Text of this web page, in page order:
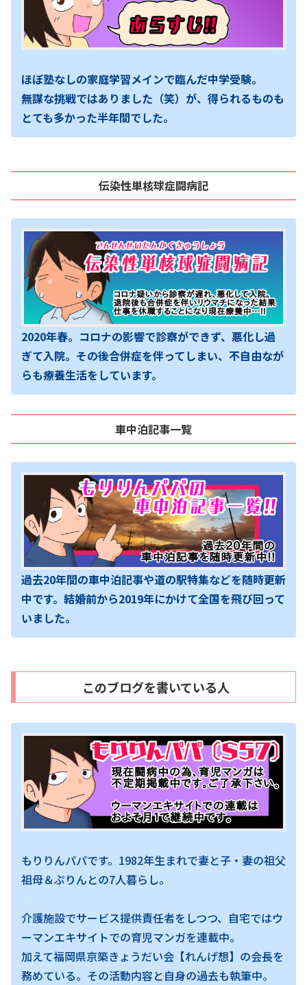
ほぼ塾なしの家庭学習メインで臨んだ中学受験。
無謀な挑戦ではありました（笑）が、得られるものも
とても多かった半年間でした。
伝染性単核球症闘病記
2020年春。コロナの影響で診察ができず、悪化し過
ぎて入院。その後合併症を伴ってしまい、不自由なが
らも療養生活をしています。
車中泊記事一覧
過去20年間の車中泊記事や道の駅特集などを随時更新
中です。結婚前から2019年にかけて全国を飛び回って
いました。
このブログを書いている人
もりりんパパです。1982年生まれで妻と子・妻の祖父
祖母＆ぷりんとの7人暮らし。
・
介護施設でサービス提供責任者をしつつ、自宅ではウ
ーマンエキサイトでの育児マンガを連載中。
加えて福岡県京築きょうだい会【れんげ想】の会長を
務めている。その活動内容と自身の過去も執筆中。